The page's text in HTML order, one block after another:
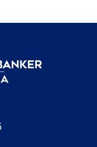
información
publicidad